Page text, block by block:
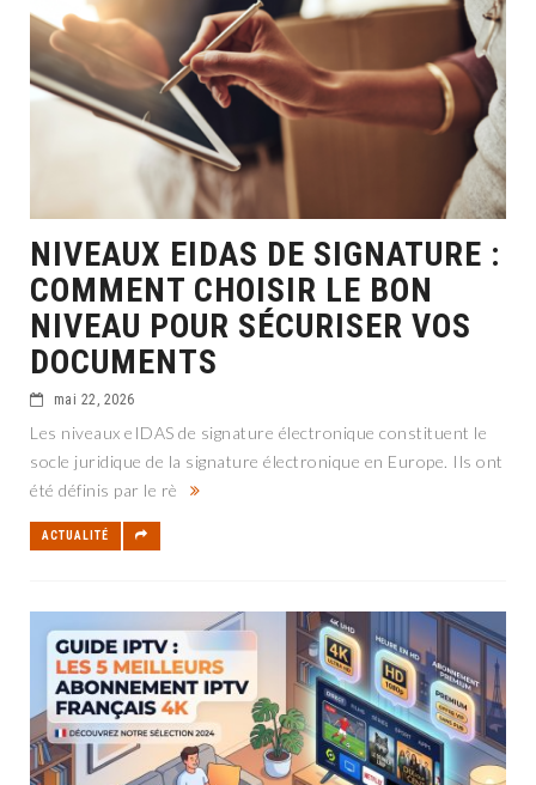
NIVEAUX EIDAS DE SIGNATURE :
COMMENT CHOISIR LE BON
NIVEAU POUR SÉCURISER VOS
DOCUMENTS
mai 22, 2026
Les niveaux eIDAS de signature électronique constituent le
socle juridique de la signature électronique en Europe. Ils ont
été définis par le rè
ACTUALITÉ